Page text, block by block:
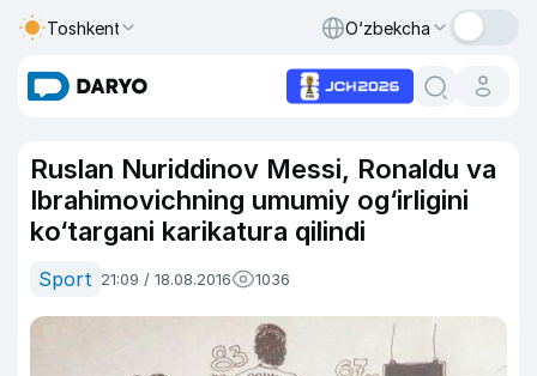
Toshkent O‘zbekcha
Ruslan Nuriddinov Messi, Ronaldu va
Ibrahimovichning umumiy og‘irligini
ko‘targani karikatura qilindi
Sport 21:09 / 18.08.2016 1036